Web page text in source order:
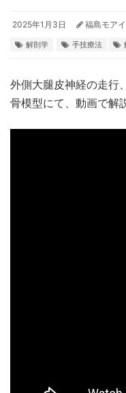
2025年1月3日 福島モアイ
解剖学 手技療法
外側大腿皮神経の走行
骨模型にて、動画で解